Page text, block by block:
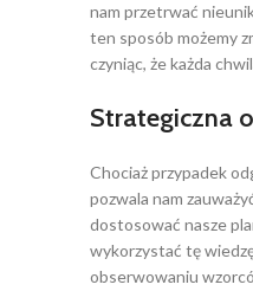
nam przetrwać
ten sposób możemy
czyniąc, że każda
Strategiczna
Chociaż przypadek
pozwala nam
dostosować nasze
wykorzystać tę
obserwowaniu